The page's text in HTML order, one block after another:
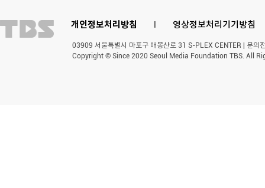
개인정보처리방침 l 영상정보처리기기방침
03909 서울특별시 마포구 매봉산로 31 S-PLEX CENTER | 문
Copyright © Since 2020 Seoul Media Foundation TBS. All